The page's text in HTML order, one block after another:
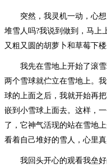
突然，我灵机一动，心
堆雪人吗?我说到做到，马上
又粗又圆的胡萝卜和草莓下楼
我先在雪地上开始了滚
两个雪球就伫立在雪地上。
球的上面之后，我就开始再
嵌到小雪球上面去。这样，
了，它神气活现的站在雪地
看着自己堆好的雪人，心里真
我回头开心的观看我垒